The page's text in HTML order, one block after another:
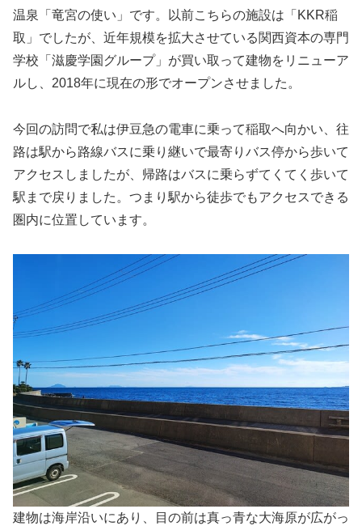
温泉「竜宮の使い」です。以前こちらの施設は「KKR稲
取」でしたが、近年規模を拡大させている関西資本の専門
学校「滋慶学園グループ」が買い取って建物をリニューア
ルし、2018年に現在の形でオープンさせました。
今回の訪問で私は伊豆急の電車に乗って稲取へ向かい、往
路は駅から路線バスに乗り継いで最寄りバス停から歩いて
アクセスしましたが、帰路はバスに乗らずてくてく歩いて
駅まで戻りました。つまり駅から徒歩でもアクセスできる
圏内に位置しています。
建物は海岸沿いにあり、目の前は真っ青な大海原が広がっ